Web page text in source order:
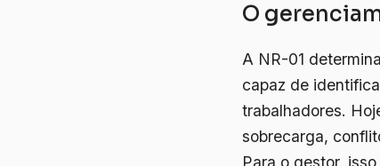
O
A NR-01
capaz de
trabalhadores.
sobrecarga,
Para o gestor,